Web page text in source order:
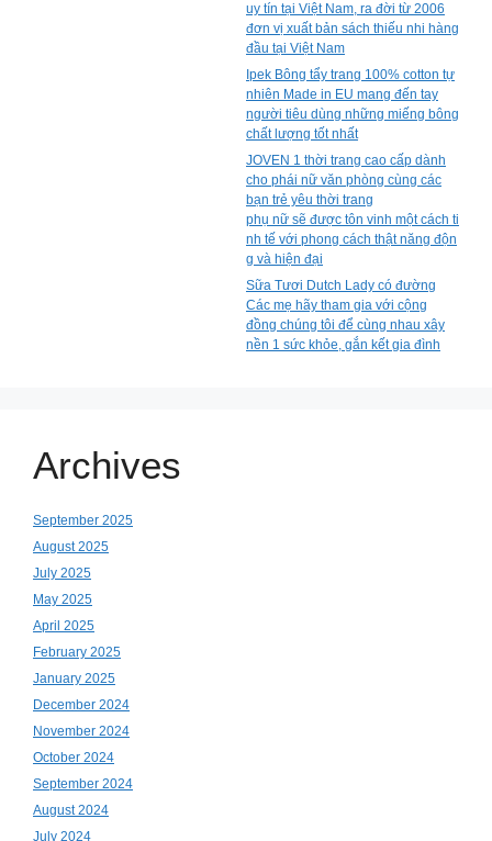
uy tín tại Việt Nam, ra đời từ 2006
đơn vị xuất bản sách thiếu nhi hàng
đầu tại Việt Nam
Ipek Bông tẩy trang 100% cotton tự
nhiên Made in EU mang đến tay
người tiêu dùng những miếng bông
chất lượng tốt nhất
JOVEN 1 thời trang cao cấp dành
cho phái nữ văn phòng cùng các
bạn trẻ yêu thời trang
phụ nữ sẽ được tôn vinh một cách ti
nh tế với phong cách thật năng độn
g và hiện đại
Sữa Tươi Dutch Lady có đường
Các mẹ hãy tham gia với cộng
đồng chúng tôi để cùng nhau xây
nền 1 sức khỏe, gắn kết gia đình
Archives
September 2025
August 2025
July 2025
May 2025
April 2025
February 2025
January 2025
December 2024
November 2024
October 2024
September 2024
August 2024
July 2024